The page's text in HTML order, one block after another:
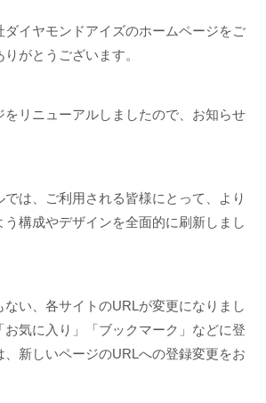
ダイヤモンドアイズのホームページをご
がとうございます。
をリニューアルしましたので、お知らせ
は、ご利用される皆様にとって、より
構成やデザインを全面的に刷新しまし
ない、各サイトのURLが変更になりまし
お気に入り」「ブックマーク」などに登
新しいページのURLへの登録変更をお